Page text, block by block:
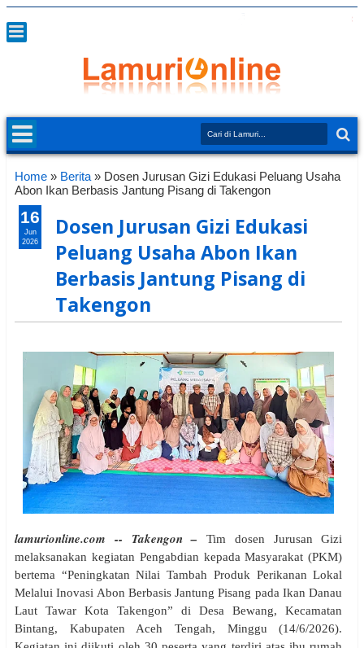
Home » Berita » Dosen Jurusan Gizi Edukasi Peluang Usaha
Abon Ikan Berbasis Jantung Pisang di Takengon
Dosen Jurusan Gizi Edukasi
Peluang Usaha Abon Ikan
Berbasis Jantung Pisang di
Takengon
lamurionline.com -- Takengon –Tim dosen Jurusan Gizi
melaksanakan kegiatan Pengabdian kepada Masyarakat (PKM)
bertema “Peningkatan Nilai Tambah Produk Perikanan Lokal
Melalui Inovasi Abon Berbasis Jantung Pisang pada Ikan Danau
Laut Tawar Kota Takengon” di Desa Bewang, Kecamatan
Bintang, Kabupaten Aceh Tengah, Minggu (14/6/2026).
16
Jun
2026